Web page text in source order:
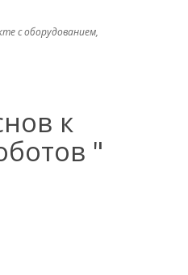
с оборудованием,
к
"